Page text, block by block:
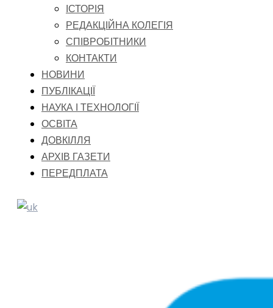
ІСТОРІЯ
РЕДАКЦІЙНА КОЛЕГІЯ
СПІВРОБІТНИКИ
КОНТАКТИ
НОВИНИ
ПУБЛІКАЦІЇ
НАУКА І ТЕХНОЛОГІЇ
ОСВІТА
ДОВКІЛЛЯ
АРХІВ ГАЗЕТИ
ПЕРЕДПЛАТА